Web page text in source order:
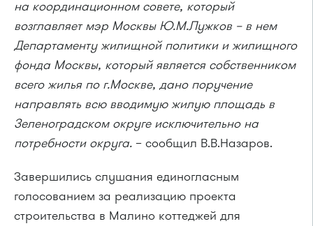
на координационном совете, который
возглавляет мэр Москвы Ю.М.Лужков – в нем
Департаменту жилищной политики и жилищного
фонда Москвы, который является собственником
всего жилья по г.Москве, дано поручение
направлять всю вводимую жилую площадь в
Зеленоградском округе исключительно на
потребности округа. – сообщил В.В.Назаров.
Завершились слушания единогласным
голосованием за реализацию проекта
строительства в Малино коттеджей для